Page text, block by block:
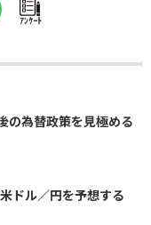
ｱﾝｹｰﾄ
の為替政策を見極める
ドル／円を予想する